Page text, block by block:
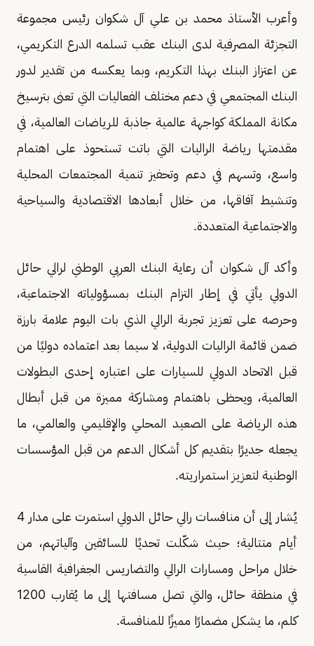
وأعرب الأستاذ محمد بن علي آل شكوان رئيس مجموعة
التجزئة المصرفية لدى البنك عقب تسلمه الدرع التكريمي،
عن اعتزاز البنك بهذا التكريم، وبما يعكسه من تقدير لدور
البنك المجتمعي في دعم مختلف الفعاليات التي تعنى بترسيخ
مكانة المملكة كواجهة عالمية جاذبة للرياضات العالمية، في
مقدمتها رياضة الراليات التي باتت تستحوذ على اهتمام
واسع، وتسهم في دعم وتحفيز تنمية المجتمعات المحلية
وتنشيط آفاقها، من خلال أبعادها الاقتصادية والسياحية
والاجتماعية المتعددة.
وأكد آل شكوان أن رعاية البنك العربي الوطني لرالي حائل
الدولي يأتي في إطار التزام البنك بمسؤولياته الاجتماعية،
وحرصه على تعزيز تجربة الرالي الذي بات اليوم علامة بارزة
ضمن قائمة الراليات الدولية، لا سيما بعد اعتماده دوليًا من
قبل الاتحاد الدولي للسيارات على اعتباره إحدى البطولات
العالمية، ويحظى باهتمام ومشاركة مميزة من قبل أبطال
هذه الرياضة على الصعيد المحلي والإقليمي والعالمي، ما
يجعله جديرًا بتقديم كل أشكال الدعم من قبل المؤسسات
الوطنية لتعزيز استمراريته.
يُشار إلى أن منافسات رالي حائل الدولي استمرت على مدار 4
أيام متتالية؛ حيث شكّلت تحديًا للسائقين وآلياتهم، من
خلال مراحل ومسارات الرالي والتضاريس الجغرافية القاسية
في منطقة حائل، والتي تصل مسافتها إلى ما يُقارب 1200
كلم، ما يشكل مضمارًا مميزًا للمنافسة.